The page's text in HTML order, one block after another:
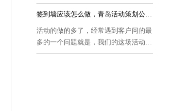
多...
签到墙应该怎么做，青岛活动策划公司告
活动的做的多了，经常遇到客户问的最
多的一个问题就是，我们的这场活动，
在...